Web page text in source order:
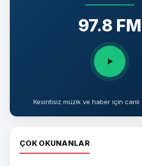
97.8 FM
Kesintisiz müzik ve haber için canlı
ÇOK OKUNANLAR